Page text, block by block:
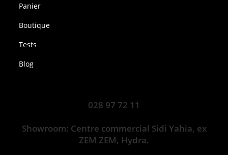
Panier
Boutique
Tests
Blog
028 97 72 11
Showroom: Centre commercial Sidi Yahia, ex
ZEM ZEM, Hydra.